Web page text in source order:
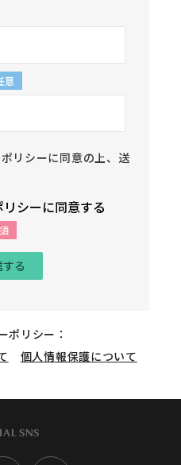
意
リシーに同意の上、送
シーに同意する
ポリシー：
個人情報保護について
SNS